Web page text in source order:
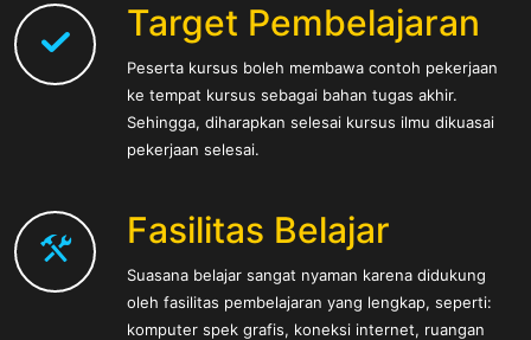
Target Pembelajaran
Peserta kursus boleh membawa contoh pekerjaan
ke tempat kursus sebagai bahan tugas akhir.
Sehingga, diharapkan selesai kursus ilmu dikuasai
pekerjaan selesai.
Fasilitas Belajar
Suasana belajar sangat nyaman karena didukung
oleh fasilitas pembelajaran yang lengkap, seperti:
komputer spek grafis, koneksi internet, ruangan